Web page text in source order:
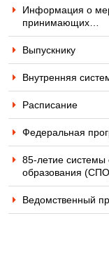
Информация о
принимающих…
Выпускнику
Внутренняя
Расписание
Федеральная
85-летие системы
образования
Ведомственный